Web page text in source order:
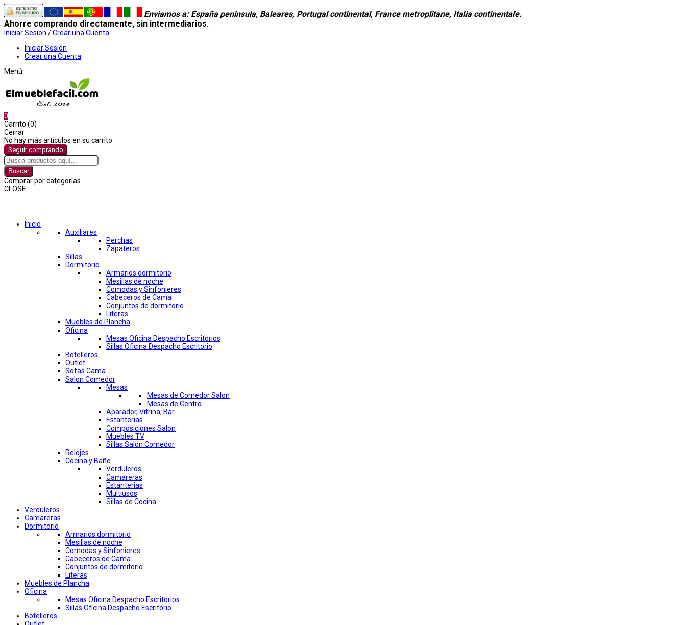
Enviamos a: España peninsula, Baleares, Portugal continental, France metroplitane, Italia continentale.
Ahorre comprando directamente, sin intermediarios.
Iniciar Sesion /Crear una Cuenta
Iniciar Sesion
Crear una Cuenta
Menú
0
Carrito (0)
Cerrar
No hay más artículos en su carrito
Seguir comprando
Buscar
Comprar por categorías
CLOSE
Inicio
Auxiliares
Perchas
Zapateros
Sillas
Dormitorio
Armarios dormitorio
Mesillas de noche
Comodas y Sinfonieres
Cabeceros de Cama
Conjuntos de dormitorio
Literas
Muebles de Plancha
Oficina
Mesas Oficina Despacho Escritorios
Sillas Oficina Despacho Escritorio
Botelleros
Outlet
Sofas Cama
Salon Comedor
Mesas
Mesas de Comedor Salon
Mesas de Centro
Aparador, Vitrina, Bar
Estanterias
Composiciones Salon
Muebles TV
Sillas Salon Comedor
Relojes
Cocina y Baño
Verduleros
Camareras
Estanterias
Multiusos
Sillas de Cocina
Verduleros
Camareras
Dormitorio
Armarios dormitorio
Mesillas de noche
Comodas y Sinfonieres
Cabeceros de Cama
Conjuntos de dormitorio
Literas
Muebles de Plancha
Oficina
Mesas Oficina Despacho Escritorios
Sillas Oficina Despacho Escritorio
Botelleros